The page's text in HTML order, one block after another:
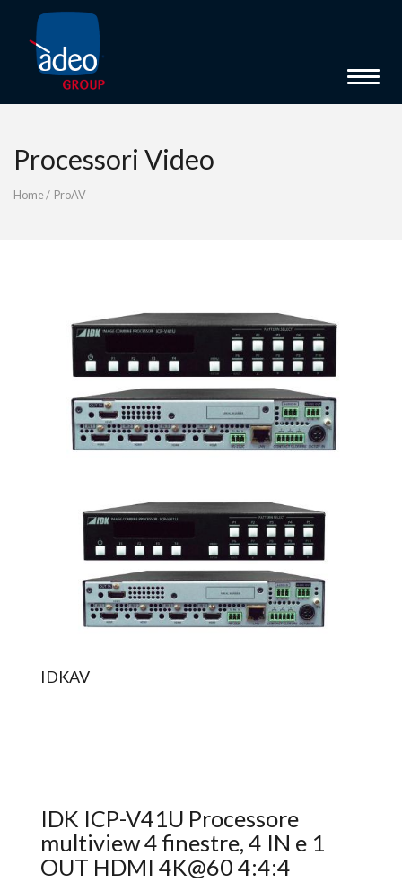
Toggle
Processori Video
Home/ ProAV
IDKAV
IDK ICP-V41U Processore
multiview 4 finestre, 4 IN e 1
OUT HDMI 4K@60 4:4:4